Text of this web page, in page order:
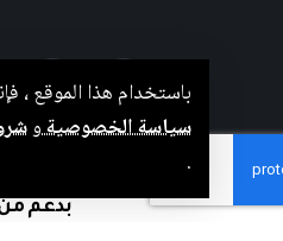
باستخدام هذا الموقع ، فإنك
سياسة الخصوصيةوشروط
بدعم من